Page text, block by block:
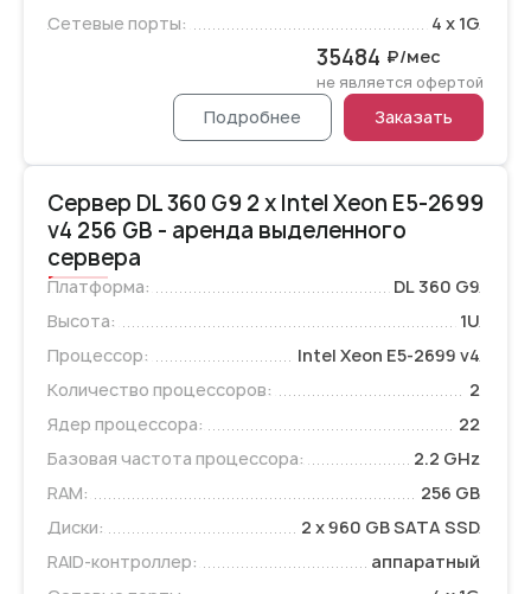
Сетевые порты: 4 x 1G
35484 ₽/мес
не является офертой
Подробнее Заказать
Сервер DL 360 G9 2 x Intel Xeon E5-2699
v4 256 GB - аренда выделенного
сервера
Платформа:
DL 360 G9
Высота:
1U
Процессор:
Intel Xeon E5-2699 v4
Количество процессоров:
2
Ядер процессора:
22
Базовая частота процессора:
2.2 GHz
RAM:
256 GB
Диски:
2 x 960 GB SATA SSD
RAID-контроллер:
аппаратный